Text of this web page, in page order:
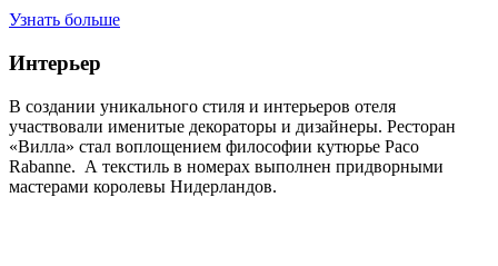
Узнать больше
Интерьер
В создании уникального стиля и интерьеров отеля
участвовали именитые декораторы и дизайнеры. Ресторан
«Вилла» стал воплощением философии кутюрье Paco
Rabanne. А текстиль в номерах выполнен придворными
мастерами королевы Нидерландов.